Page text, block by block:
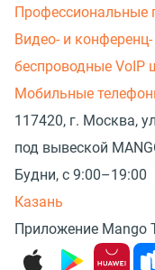
Профессиональные
Видео- и
беспроводные VoIP
Мобильные
117420, г. Москва,
под вывеской
Будни, с 9:00–19:00
Казань
Приложение Mango